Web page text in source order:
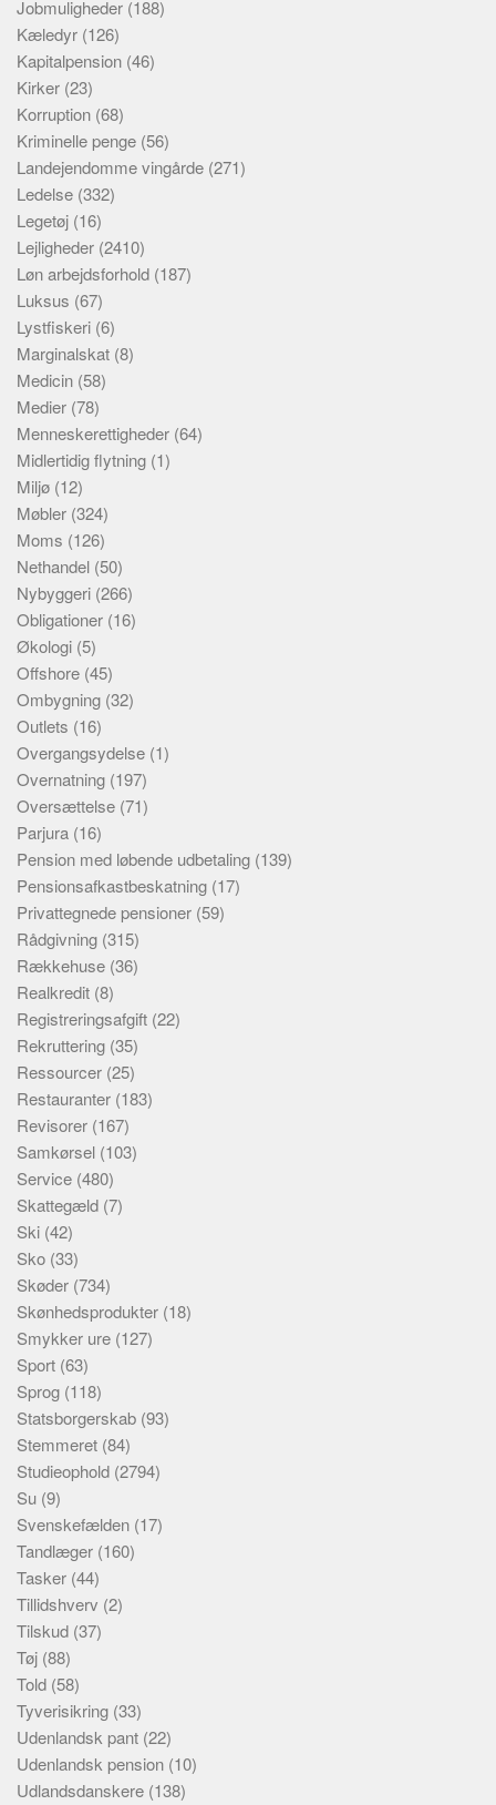
Jobmuligheder (188)
Kæledyr (126)
Kapitalpension (46)
Kirker (23)
Korruption (68)
Kriminelle penge (56)
Landejendomme vingårde (271)
Ledelse (332)
Legetøj (16)
Lejligheder (2410)
Løn arbejdsforhold (187)
Luksus (67)
Lystfiskeri (6)
Marginalskat (8)
Medicin (58)
Medier (78)
Menneskerettigheder (64)
Midlertidig flytning (1)
Miljø (12)
Møbler (324)
Moms (126)
Nethandel (50)
Nybyggeri (266)
Obligationer (16)
Økologi (5)
Offshore (45)
Ombygning (32)
Outlets (16)
Overgangsydelse (1)
Overnatning (197)
Oversættelse (71)
Parjura (16)
Pension med løbende udbetaling (139)
Pensionsafkastbeskatning (17)
Privattegnede pensioner (59)
Rådgivning (315)
Rækkehuse (36)
Realkredit (8)
Registreringsafgift (22)
Rekruttering (35)
Ressourcer (25)
Restauranter (183)
Revisorer (167)
Samkørsel (103)
Service (480)
Skattegæld (7)
Ski (42)
Sko (33)
Skøder (734)
Skønhedsprodukter (18)
Smykker ure (127)
Sport (63)
Sprog (118)
Statsborgerskab (93)
Stemmeret (84)
Studieophold (2794)
Su (9)
Svenskefælden (17)
Tandlæger (160)
Tasker (44)
Tillidshverv (2)
Tilskud (37)
Tøj (88)
Told (58)
Tyverisikring (33)
Udenlandsk pant (22)
Udenlandsk pension (10)
Udlandsdanskere (138)